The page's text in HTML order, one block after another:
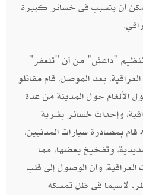
أن يتسبب فى خسائر كبيرة
"داعش" من أن "تلعفر"
بعد الموصل، قام مقاتلو
الألغام حول المدينة من عدة
وإحداث خسائر بشرية
بمصادرة سيارات المدنيين،
وتفخيخ بعضها، مما
وأن الوصول إلى قلب
لاسيما فى ظل تمسكه